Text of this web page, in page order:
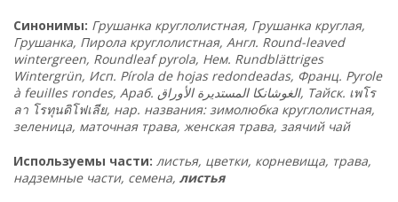
Синонимы: Грушанка круглолистная, Грушанка круглая,
Грушанка, Пирола круглолистная, Англ. Round-leaved
wintergreen, Roundleaf pyrola, Нем. Rundblättriges
Wintergrün, Исп. Pírola de hojas redondeadas, Франц. Pyrole
à feuilles rondes, Араб. الغوشانكا المستديرة الأوراق, Тайск. เพโร
ลา โรทุนดิโฟเลีย, нар. названия: зимолюбка круглолистная,
зеленица, маточная трава, женская трава, заячий чай
Используемы части: листья, цветки, корневища, трава,
надземные части, семена, листья